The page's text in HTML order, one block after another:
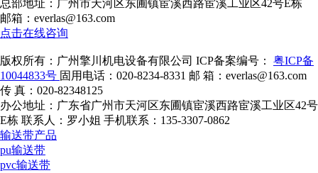
总部地址：广州市天河区东圃镇宦溪西路宦溪工业区42号E栋
邮箱：everlas@163.com
点击在线咨询
版权所有：广州擎川机电设备有限公司 ICP备案编号： 粤ICP备
10044833号 固用电话：020-8234-8331 邮 箱：everlas@163.com
传 真：020-82348125
办公地址：广东省广州市天河区东圃镇宦溪西路宦溪工业区42号
E栋 联系人：罗小姐 手机联系：135-3307-0862
输送带产品
pu输送带
pvc输送带